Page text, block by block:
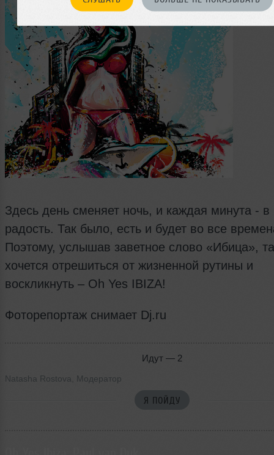
Здесь день сменяет ночь, и каждая минута - в
радость. Так было, есть и будет во все
Поэтому, услышав заветное слово «Ибица»,
хочется отрешиться от жизненной рутины и
воскликнуть – Оh Yes IBIZA!
Фоторепортаж снимает Dj.ru
Идут — 2
Natasha Rostova Модератор
Я ПОЙДУ